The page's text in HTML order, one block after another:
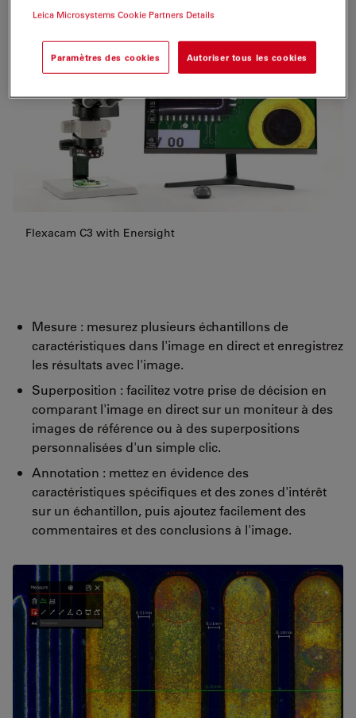
Flexacam C3 with Enersight
Mesure : mesurez plusieurs échantillons de
caractéristiques dans l'image en direct et enregistrez
les résultats avec l'image.
Superposition : facilitez votre prise de décision en
comparant l'image en direct sur un moniteur à des
images de référence ou à des superpositions
personnalisées d'un simple clic.
Annotation : mettez en évidence des
caractéristiques spécifiques et des zones d'intérêt
sur un échantillon, puis ajoutez facilement des
commentaires et des conclusions à l'image.
Leica Microsystems Cookie Partners Details
Paramètres des cookies Autoriser tous les cookies